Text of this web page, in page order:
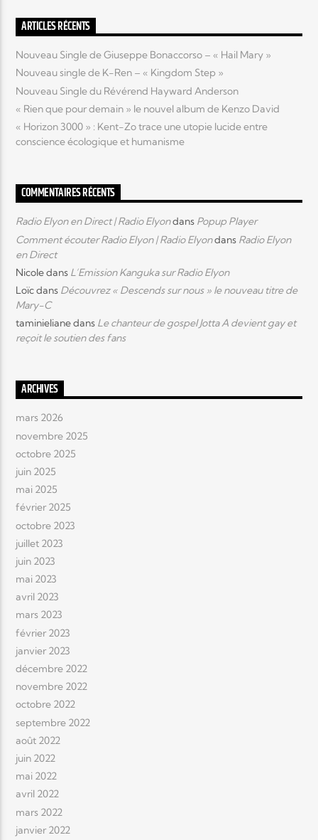
ARTICLES RÉCENTS
Nouveau Single de Giuseppe Bonaccorso – « Hail Mary »
Nouveau single de K-Ren – « Kingdom Step »
Nouveau Single du Révérend Hayward Anderson
« Rien que pour demain » le nouvel album de Kenzo David
« Horizon 3000 » : Kent-Zo trace une utopie lucide entre
conscience écologique et humanisme
COMMENTAIRES RÉCENTS
Radio Elyon en Direct | Radio Elyondans Popup Player
Comment écouter Radio Elyon | Radio Elyondans Radio Elyon
en Direct
Nicoledans L’Emission Kanguka sur Radio Elyon
Loïcdans Découvrez « Descends sur nous » le nouveau titre de
Mary-C
taminielianedans Le chanteur de gospel Jotta A devient gay et
reçoit le soutien des fans
ARCHIVES
mars 2026
novembre 2025
octobre 2025
juin 2025
mai 2025
février 2025
octobre 2023
juillet 2023
juin 2023
mai 2023
avril 2023
mars 2023
février 2023
janvier 2023
décembre 2022
novembre 2022
octobre 2022
septembre 2022
août 2022
juin 2022
mai 2022
avril 2022
mars 2022
janvier 2022